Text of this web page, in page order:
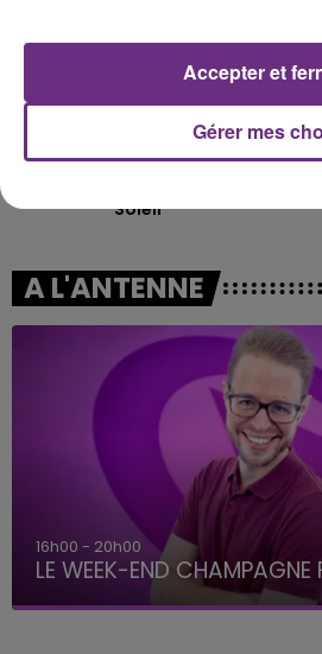
Soleil
A L'ANTENNE
16h00 - 20h00
LE WEEK-END CHAMPAGNE
Gérer mes
Accepter et